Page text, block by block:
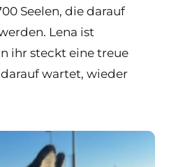
Seelen, die darauf
Lena ist
ihr steckt eine treue
wartet, wieder